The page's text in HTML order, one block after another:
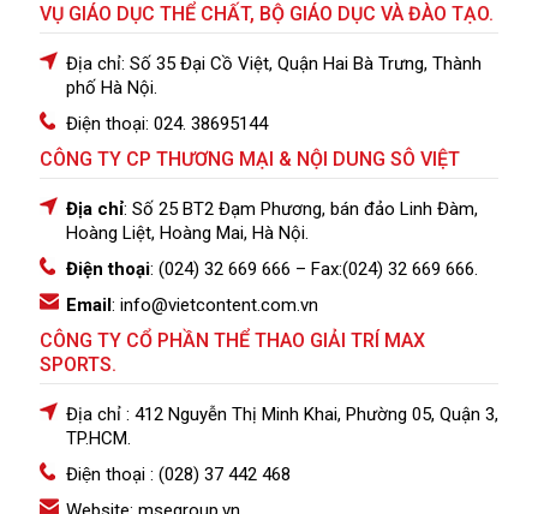
VỤ GIÁO DỤC THỂ CHẤT, BỘ GIÁO DỤC VÀ ĐÀO TẠO.
Địa chỉ: Số 35 Đại Cồ Việt, Quận Hai Bà Trưng, Thành
phố Hà Nội.
Điện thoại: 024. 38695144
CÔNG TY CP THƯƠNG MẠI & NỘI DUNG SÔ VIỆT
Địa chỉ: Số 25 BT2 Đạm Phương, bán đảo Linh Đàm,
Hoàng Liệt, Hoàng Mai, Hà Nội.
Điện thoại: (024) 32 669 666 – Fax:(024) 32 669 666.
Email: info@vietcontent.com.vn
CÔNG TY CỔ PHẦN THỂ THAO GIẢI TRÍ MAX
SPORTS.
Địa chỉ : 412 Nguyễn Thị Minh Khai, Phường 05, Quận 3,
TP.HCM.
Điện thoại : (028) 37 442 468